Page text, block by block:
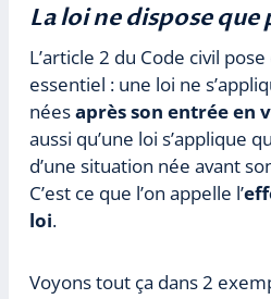
La loi ne dispose que
L’article 2 du Code civil
essentiel : une loi ne
néesaprès son entrée en
aussi qu’une loi s’applique
d’une situation née avant
C’est ce que l’on appelle l’
loi.
Voyons tout ça dans 2